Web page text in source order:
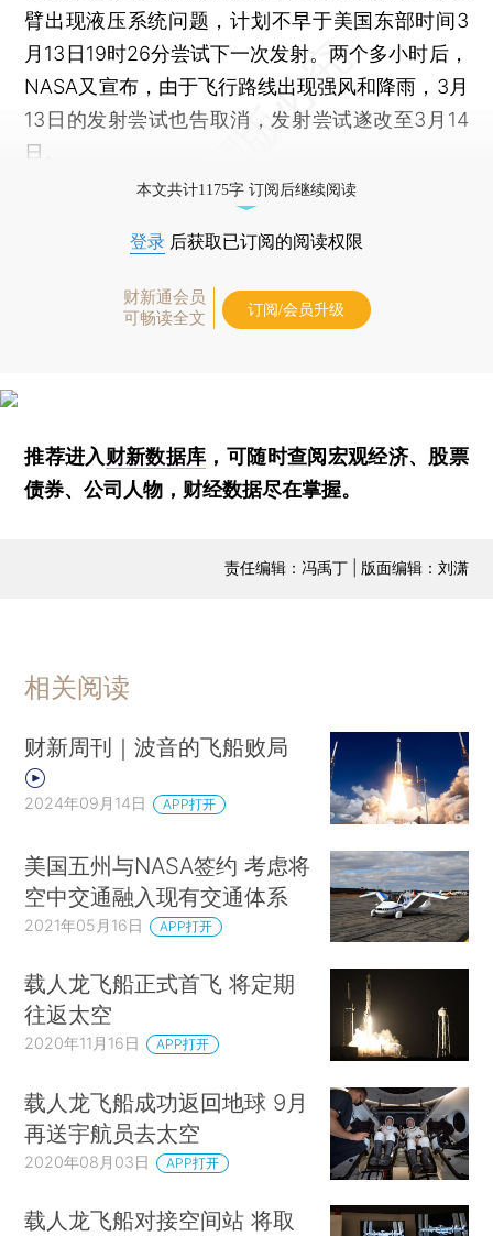
臂出现液压系统问题，计划不早于美国东部时间3
月13日19时26分尝试下一次发射。两个多小时后，
NASA又宣布，由于飞行路线出现强风和降雨，3月
13日的发射尝试也告取消，发射尝试遂改至3月14
日。
本文共计1175字 订阅后继续阅读
登录 后获取已订阅的阅读权限
财新通会员
可畅读全文
订阅/会员升级
推荐进入财新数据库 ，可随时查阅宏观经济、股票
债券、公司人物，财经数据尽在掌握。
责任编辑：冯禹丁 | 版面编辑：刘潇
相关阅读
财新周刊｜波音的飞船败局
2024年09月14日 APP打开
美国五州与NASA签约 考虑将
空中交通融入现有交通体系
2021年05月16日 APP打开
载人龙飞船正式首飞 将定期
往返太空
2020年11月16日 APP打开
载人龙飞船成功返回地球 9月
再送宇航员去太空
2020年08月03日 APP打开
载人龙飞船对接空间站 将取